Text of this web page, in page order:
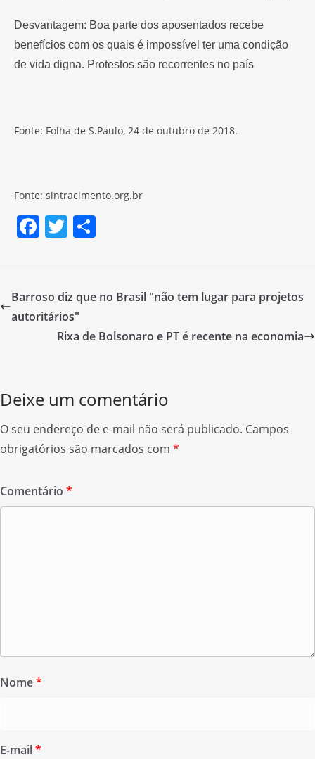
Desvantagem: Boa parte dos aposentados recebe
benefícios com os quais é impossível ter uma condição
de vida digna. Protestos são recorrentes no país
Fonte: Folha de S.Paulo, 24 de outubro de 2018.
Fonte: sintracimento.org.br
F
e
b
T
er e
Barroso diz que no Brasil "não tem lugar para projetos
autoritários"
Rixa de Bolsonaro e PT é recente na economia
Deixe um comentário
O seu endereço de e-mail não será publicado. Campos
obrigatórios são marcados com *
Comentário *
Nome*
E-mail*